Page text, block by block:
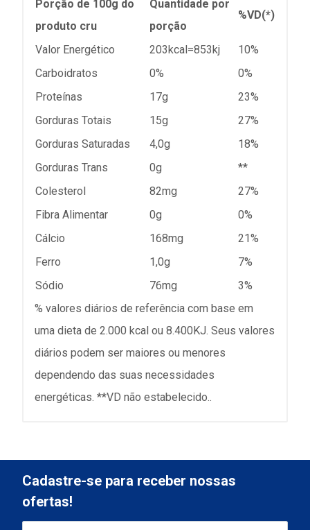
Porção de 100g do
produto cru
Quantidade por
porção
%VD(*)
Valor Energético 203kcal=853kj
10%
Carboidratos
0%
0%
Proteínas
17g
23%
Gorduras Totais
15g
27%
Gorduras Saturadas
4,0g
18%
Gorduras Trans
0g
**
Colesterol
82mg
27%
Fibra Alimentar
0g
0%
Cálcio
168mg
21%
Ferro
1,0g
7%
Sódio
76mg
3%
% valores diários de referência com base em
uma dieta de 2.000 kcal ou 8.400KJ. Seus valores
diários podem ser maiores ou menores
dependendo das suas necessidades
energéticas. **VD não estabelecido..
Cadastre-se para receber nossas
ofertas!